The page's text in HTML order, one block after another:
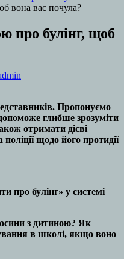
вона вас почула?
про булінг, щоб
Пропонуємо
глибше зрозуміти
отримати дієві
щодо його протидії
про булінг» у системі
з дитиною? Як
в школі, якщо воно